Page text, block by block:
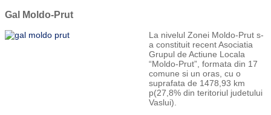
Gal Moldo-Prut
La nivelul Zonei Moldo-Prut s-
a constituit recent Asociatia
Grupul de Actiune Locala
“Moldo-Prut”, formata din 17
comune si un oras, cu o
suprafata de 1478,93 km
p(27,8% din teritoriul judetului
Vaslui).